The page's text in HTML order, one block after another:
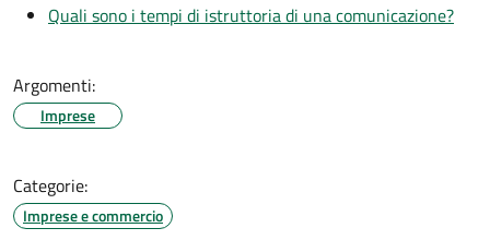
Quali sono i tempi di istruttoria di una comunicazione?
Argomenti:
Imprese
Categorie:
Imprese e commercio